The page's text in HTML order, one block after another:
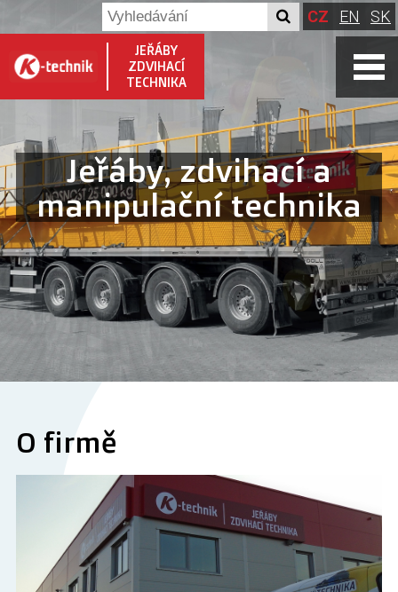
CZ EN SK
JEŘÁBY
ZDVIHACÍ
TECHNIKA
Jeřáby, zdvihací a
manipulační technika
O firmě